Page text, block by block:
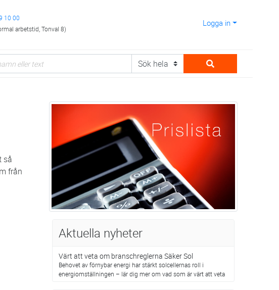
10 00
arbetstid, Tonval 8)
Logga in
så
från
Aktuella nyheter
Värt att veta om branschreglerna Säker Sol
Behovet av förnybar energi har stärkt solcellernas roll i
energiomställningen – lär dig mer om vad som är värt att veta